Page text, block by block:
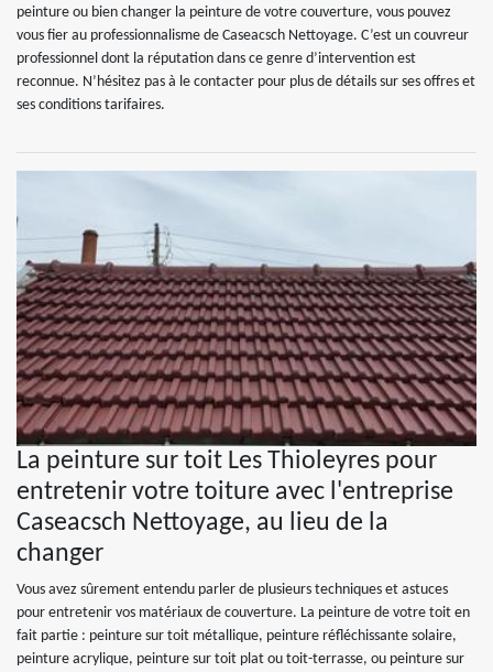
peinture ou bien changer la peinture de votre couverture, vous pouvez
vous fier au professionnalisme de Caseacsch Nettoyage. C’est un couvreur
professionnel dont la réputation dans ce genre d’intervention est
reconnue. N’hésitez pas à le contacter pour plus de détails sur ses offres et
ses conditions tarifaires.
La peinture sur toit Les Thioleyres pour
entretenir votre toiture avec l'entreprise
Caseacsch Nettoyage, au lieu de la
changer
Vous avez sûrement entendu parler de plusieurs techniques et astuces
pour entretenir vos matériaux de couverture. La peinture de votre toit en
fait partie : peinture sur toit métallique, peinture réfléchissante solaire,
peinture acrylique, peinture sur toit plat ou toit-terrasse, ou peinture sur